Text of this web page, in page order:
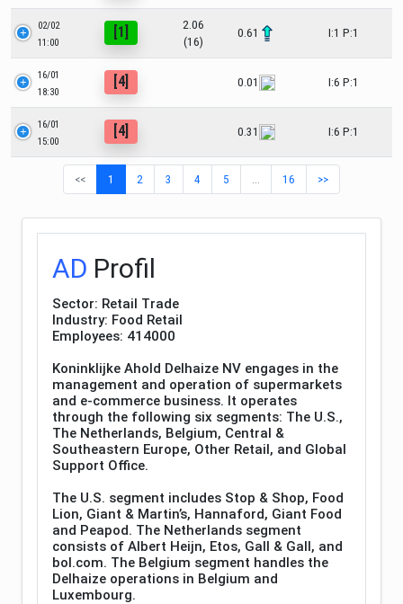
02/02
11:00
[1]
2.06
(16)
0.61 I:1 P:1
16/01
18:30
[4] 0.01 I:6 P:1
16/01
15:00
[4] 0.31 I:6 P:1
<< 1 2 3 4 5 16 >>
AD Profil
Sector: Retail Trade
Industry: Food Retail
Employees: 414000
Koninklijke Ahold Delhaize NV engages in the
management and operation of supermarkets
and e-commerce business. It operates
through the following six segments: The U.S.,
The Netherlands, Belgium, Central &
Southeastern Europe, Other Retail, and Global
Support Office.
The U.S. segment includes Stop & Shop, Food
Lion, Giant & Martin’s, Hannaford, Giant Food
and Peapod. The Netherlands segment
consists of Albert Heijn, Etos, Gall & Gall, and
bol.com. The Belgium segment handles the
Delhaize operations in Belgium and
Luxembourg.